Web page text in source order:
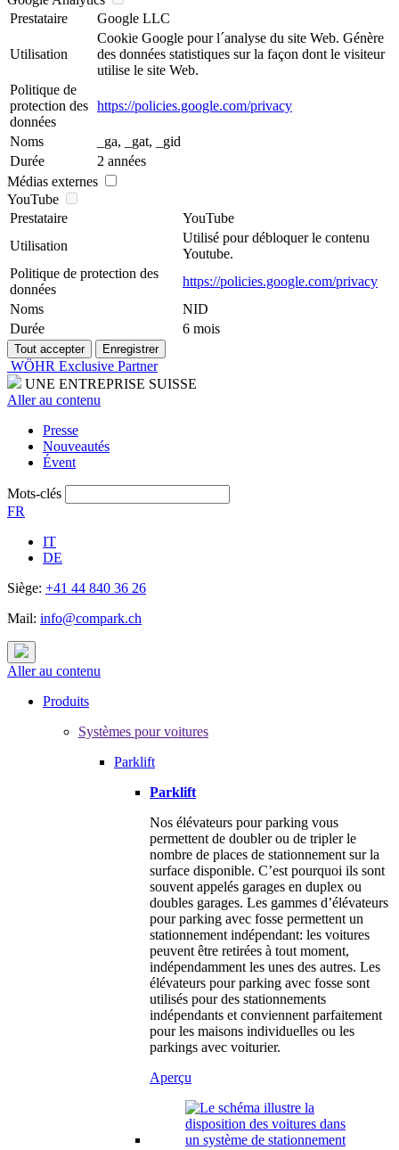
Prestataire
Google LLC
Utilisation
Cookie Google pour l´analyse du site Web. Génère
des données statistiques sur la façon dont le visiteur
utilise le site Web.
Politique de
protection des
données
https://policies.google.com/privacy
Noms
_ga, _gat, _gid
Durée
2 années
Médias externes
YouTube
Prestataire
YouTube
Utilisation
Utilisé pour débloquer le contenu
Youtube.
Politique de protection des
données
https://policies.google.com/privacy
Noms
NID
Durée
6 mois
WÖHR Exclusive Partner
UNE ENTREPRISE SUISSE
Aller au contenu
Presse
Nouveautés
Évent
Mots-clés
FR
IT
DE
Siège: +41 44 840 36 26
Mail: info@compark.ch
Aller au contenu
Produits
Systèmes pour voitures
Parklift
Parklift
Nos élévateurs pour parking vous
permettent de doubler ou de tripler le
nombre de places de stationnement sur la
surface disponible. C’est pourquoi ils sont
souvent appelés garages en duplex ou
doubles garages. Les gammes d’élévateurs
pour parking avec fosse permettent un
stationnement indépendant: les voitures
peuvent être retirées à tout moment,
indépendamment les unes des autres. Les
élévateurs pour parking avec fosse sont
utilisés pour des stationnements
indépendants et conviennent parfaitement
pour les maisons individuelles ou les
parkings avec voiturier.
Aperçu